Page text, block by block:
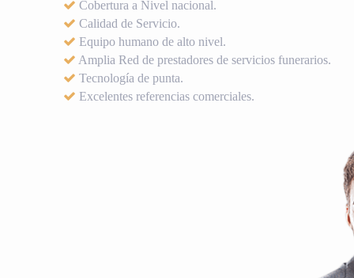
Cobertura a Nivel nacional.
Calidad de Servicio.
Equipo humano de alto nivel.
Amplia Red de prestadores de servicios funerarios.
Tecnología de punta.
Excelentes referencias comerciales.